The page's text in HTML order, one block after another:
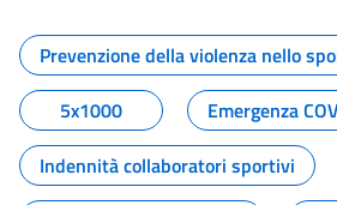
Tutti i contenuti
Prevenzione della violenza nello
5x1000
Emergenza
Indennità collaboratori sportivi